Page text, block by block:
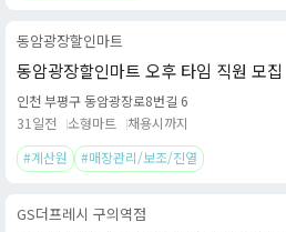
동암광장할인마트
동암광장할인마트 오후 타임 직원 모집
인천 부평구 동암광장로8번길 6
31일전
소형마트
채용시까지
#계산원
#매장관리/보조/진열
GS더프레시 구의역점